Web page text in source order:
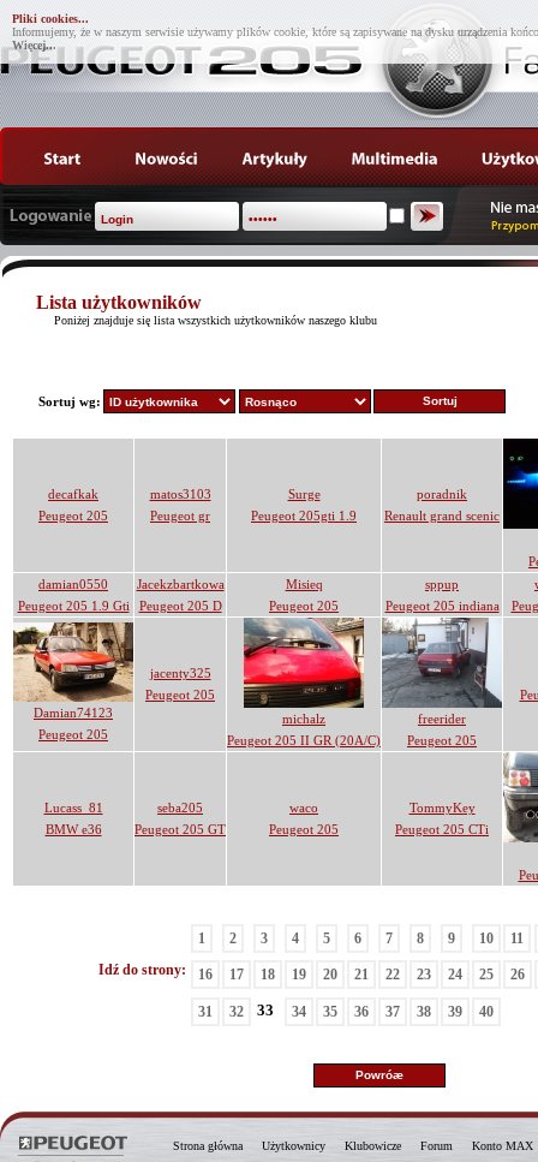
Pliki cookies...
Informujemy, że w naszym serwisie używamy plików cookie, które są zapisywane na dysku urządzenia
Więcej...
Lista użytkowników
Poniżej znajduje się lista wszystkich użytkowników naszego klubu
Sortuj wg:
decafkak
Peugeot 205
matos3103
Peugeot gr
Surge
Peugeot 205gti 1.9
poradnik
Renault grand scenic
damian0550
Peugeot 205 1.9 Gti
Jacekzbartkowa
Peugeot 205 D
Misieq
Peugeot 205
sppup
Peugeot 205 indiana
Damian74123
Peugeot 205
jacenty325
Peugeot 205
michalz
Peugeot 205 II GR (20A/C)
freerider
Peugeot 205
Lucass_81
BMW e36
seba205
Peugeot 205 GT
waco
Peugeot 205
TommyKey
Peugeot 205 CTi
Idź do strony:
1 2 3 4 5 6 7 8 9 10 11
16 17 18 19 20 21 22 23 24 25 26
31 32 33 34 35 36 37 38 39 40
Strona główna Użytkownicy Klubowicze Forum
Konto MAX